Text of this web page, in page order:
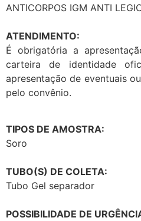
ANTICORPOS IGM ANTI
ATENDIMENTO:
É obrigatória a
carteira de identidade
apresentação de eventuais
pelo convênio.
TIPOS DE AMOSTRA:
Soro
TUBO(S) DE COLETA:
Tubo Gel separador
POSSIBILIDADE DE